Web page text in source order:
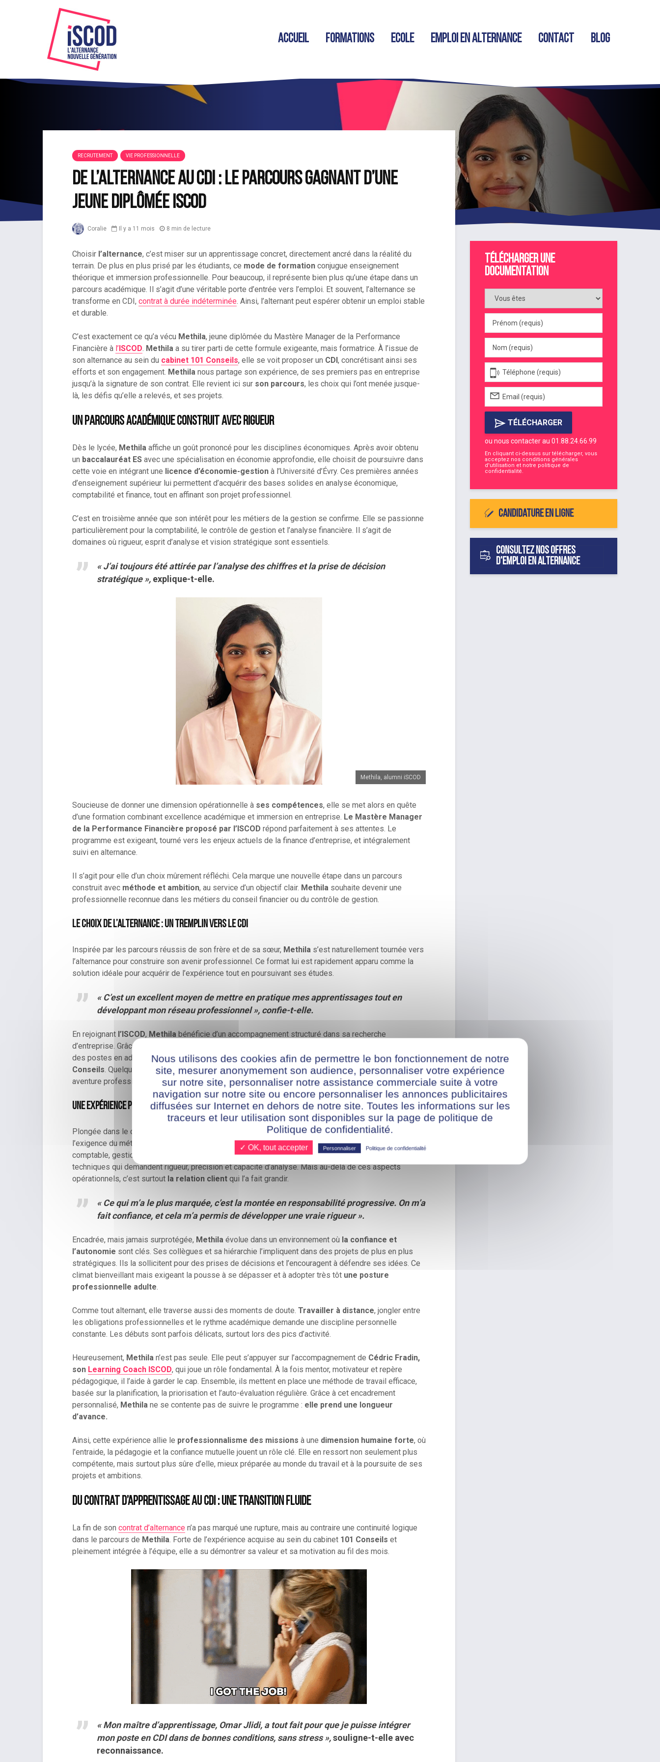
Accueil Formations Ecole Emploi en alternance Contact Blog
RECRUTEMENT VIE PROFESSIONNELLE
De l’alternance au CDI : le parcours gagnant d’une
jeune diplômée ISCOD
Coralie Il y a 11 mois 8 min de lecture
Choisir l’alternance, c’est miser sur un apprentissage concret, directement ancré dans la réalité du
terrain. De plus en plus prisé par les étudiants, ce mode de formation conjugue enseignement
théorique et immersion professionnelle. Pour beaucoup, il représente bien plus qu’une étape dans un
parcours académique. Il s’agit d’une véritable porte d’entrée vers l’emploi. Et souvent, l’alternance se
transforme en CDI, contrat à durée indéterminée . Ainsi, l’alternant peut espérer obtenir un emploi stable
et durable.
C’est exactement ce qu’a vécu Methila, jeune diplômée du Mastère Manager de la Performance
Financière à l’ISCOD Methila a su tirer parti de cette formule exigeante, mais formatrice. À l’issue de
son alternance au sein du cabinet 101 Conseils, elle se voit proposer un CDI, concrétisant ainsi ses
efforts et son engagement. Methila nous partage son expérience, de ses premiers pas en entreprise
jusqu’à la signature de son contrat. Elle revient ici sur son parcours, les choix qui l’ont menée jusque-
là, les défis qu’elle a relevés, et ses projets.
Un parcours académique construit avec rigueur
Dès le lycée, Methila affiche un goût prononcé pour les disciplines économiques. Après avoir obtenu
un baccalauréat ES avec une spécialisation en économie approfondie, elle choisit de poursuivre dans
cette voie en intégrant une licence d’économie-gestion à l’Université d’Évry. Ces premières années
d’enseignement supérieur lui permettent d’acquérir des bases solides en analyse économique,
comptabilité et finance, tout en affinant son projet professionnel.
C’est en troisième année que son intérêt pour les métiers de la gestion se confirme. Elle se passionne
particulièrement pour la comptabilité, le contrôle de gestion et l’analyse financière. Il s’agit de
domaines où rigueur, esprit d’analyse et vision stratégique sont essentiels.
« J’ai toujours été attirée par l’analyse des chiffres et la prise de décision
stratégique », explique-t-elle.
Methila, alumni iSCOD
Soucieuse de donner une dimension opérationnelle à ses compétences, elle se met alors en quête
d’une formation combinant excellence académique et immersion en entreprise. Le Mastère Manager
de la Performance Financière proposé par l’ISCOD répond parfaitement à ses attentes. Le
programme est exigeant, tourné vers les enjeux actuels de la finance d’entreprise, et intégralement
suivi en alternance.
Il s’agit pour elle d’un choix mûrement réfléchi. Cela marque une nouvelle étape dans un parcours
construit avec méthode et ambition, au service d’un objectif clair. Methila souhaite devenir une
professionnelle reconnue dans les métiers du conseil financier ou du contrôle de gestion.
Le choix de l’alternance : un tremplin vers le CDI
Inspirée par les parcours réussis de son frère et de sa sœur, Methila s’est naturellement tournée vers
l’alternance pour construire son avenir professionnel. Ce format lui est rapidement apparu comme la
solution idéale pour acquérir de l’expérience tout en poursuivant ses études.
« C’est un excellent moyen de mettre en pratique mes apprentissages tout en
développant mon réseau professionnel », confie-t-elle.
En rejoignant l’ISCOD, Methila bénéficie d’un accompagnement structuré dans sa recherche
d’entreprise. Grâce à la
des postes en adéquation avec ses ambitions. C’est ainsi qu’elle entre en contact avec le cabinet101
Conseils . Quelques jours plus tard, elle décroche un entretien – concluant – qui marque le début d’une
aventure professionnelle riche en enseignements.
Une expérience professionnalisante et humaine
Plongée dans le quotidien du cabinet Methiladécouvre rapidement la richesse et
l’exigence du métier. Très vite, elle se voit confier des missions concrètes et variées : saisie
comptable, gestion des déclarations de TVA, préparation des bilans intermédiaires… autant de tâches
techniques qui demandent rigueur, précision et capacité d’analyse. Mais au-delà de ces aspects
opérationnels, c’est surtout la relation client qui l’a fait grandir.
« Ce qui m’a le plus marquée, c’est la montée en responsabilité progressive. On m’a
fait confiance, et cela m’a permis de développer une vraie rigueur ».
Encadrée, mais jamais surprotégée, Methila évolue dans un environnement où la confiance et
l’autonomie sont clés. Ses collègues et sa hiérarchie l’impliquent dans des projets de plus en plus
stratégiques. Ils la sollicitent pour des prises de décisions et l’encouragent à défendre ses idées. Ce
climat bienveillant mais exigeant la pousse à se dépasser et à adopter très tôt une posture
professionnelle adulte
Comme tout alternant, elle traverse aussi des moments de doute. Travailler à distance, jongler entre
les obligations professionnelles et le rythme académique demande une discipline personnelle
constante. Les débuts sont parfois délicats, surtout lors des pics d’activité.
Heureusement, Methila n’est pas seule. Elle peut s’appuyer sur l’accompagnement de Cédric Fradin,
son Learning Coach ISCOD, qui joue un rôle fondamental. À la fois mentor, motivateur et repère
pédagogique, il l’aide à garder le cap. Ensemble, ils mettent en place une méthode de travail efficace,
basée sur la planification, la priorisation et l’auto-évaluation régulière. Grâce à cet encadrement
personnalisé, Methila ne se contente pas de suivre le programme : elle prend une longueur
d’avance.
Ainsi, cette expérience allie le professionnalisme des missions à une dimension humaine forte, où
l’entraide, la pédagogie et la confiance mutuelle jouent un rôle clé. Elle en ressort non seulement plus
compétente, mais surtout plus sûre d’elle, mieux préparée au monde du travail et à la poursuite de ses
projets et ambitions.
Du contrat d’apprentissage au CDI : une transition fluide
La fin de son contrat d’alternance n’a pas marqué une rupture, mais au contraire une continuité logique
dans le parcours de Methila . Forte de l’expérience acquise au sein du cabinet 101 Conseils et
pleinement intégrée à l’équipe, elle a su démontrer sa valeur et sa motivation au fil des mois.
« Mon maître d’apprentissage, Omar Jlidi, a tout fait pour que je puisse intégrer
mon poste en CDI dans de bonnes conditions, sans stress »,souligne-t-elle avec
reconnaissance.
Télécharger une
documentation
TÉLÉCHARGER
ou nous contacter au 01.88.24.66.99
En cliquant ci-dessus sur télécharger, vous
acceptez nos conditions générales
d'utilisation et notre politique de
confidentialité.
Candidature en ligne
Consultez nos offres
d'emploi en alternance
Nous utilisons des cookies afin de permettre le bon fonctionnement de notre
site, mesurer anonymement son audience, personnaliser votre expérience
sur notre site, personnaliser notre assistance commerciale suite à votre
navigation sur notre site ou encore personnaliser les annonces publicitaires
diffusées sur Internet en dehors de notre site. Toutes les informations sur les
traceurs et leur utilisation sont disponibles sur la page de politique de
Politique de confidentialité.
✓ OK, tout accepter Personnaliser Politique de confidentialité